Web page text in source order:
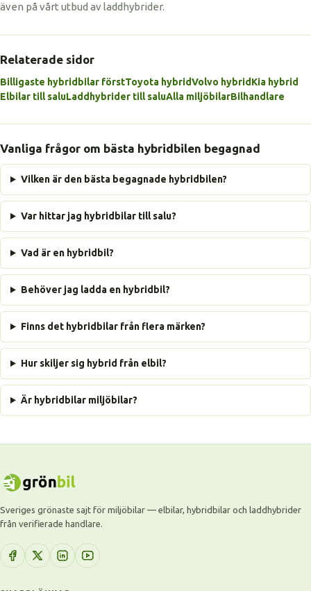
även på vårt utbud av laddhybrider.
Relaterade sidor
Billigaste hybridbilar förstToyota hybridVolvo hybrid Kia hybrid
Elbilar till saluLaddhybrider till saluAlla miljöbilarBilhandlare
Vanliga frågor om bästa hybridbilen begagnad
Vilken är den bästa begagnade hybridbilen?
Var hittar jag hybridbilar till salu?
Vad är en hybridbil?
Behöver jag ladda en hybridbil?
Finns det hybridbilar från flera märken?
Hur skiljer sig hybrid från elbil?
Är hybridbilar miljöbilar?
Sveriges grönaste sajt för miljöbilar — elbilar, hybridbilar och laddhybrider
från verifierade handlare.